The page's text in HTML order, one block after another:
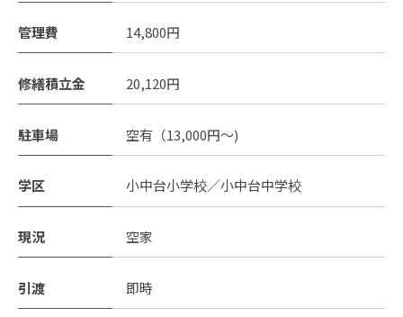
管理費 14,800円
修繕積立金 20,120円
駐車場 空有（13,000円～)
学区 小中台小学校／小中台中学校
現況 空家
引渡 即時